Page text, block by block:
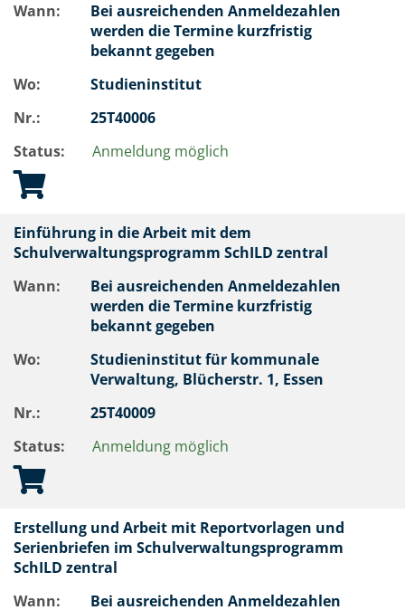
Wann:
Bei ausreichenden Anmeldezahlen
werden die Termine kurzfristig
bekannt gegeben
Wo:
Studieninstitut
Nr.:
25T40006
Status:
Anmeldung möglich
Einführung in die Arbeit mit dem
Schulverwaltungsprogramm SchILD zentral
Wann:
Bei ausreichenden Anmeldezahlen
werden die Termine kurzfristig
bekannt gegeben
Wo:
Studieninstitut für kommunale
Verwaltung, Blücherstr. 1, Essen
Nr.:
25T40009
Status:
Anmeldung möglich
Erstellung und Arbeit mit Reportvorlagen und
Serienbriefen im Schulverwaltungsprogramm
SchILD zentral
Wann:
Bei ausreichenden Anmeldezahlen